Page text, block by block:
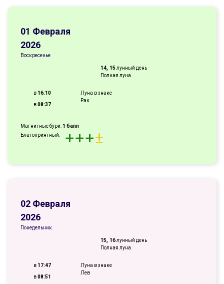
01 Февраля
2026
Воскресенье
14, 15лунный день
Полная луна
в 16:10
в08:37
Луна в знаке
Рак
Магнитные бури: 1 балл
Благоприятный:
+++±
02 Февраля
2026
Понедельник
15, 16лунный день
Полная луна
в 17:47
в08:51
Луна в знаке
Лев